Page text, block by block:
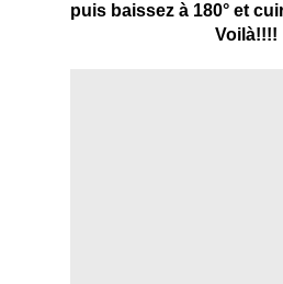
puis baissez à 180° et
Voilà!!!!